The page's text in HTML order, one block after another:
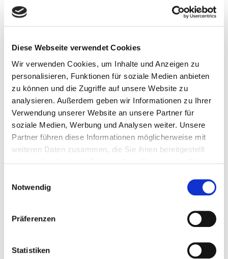
Diese Webseite verwendet Cookies
Wir verwenden Cookies, um Inhalte und Anzeigen zu
personalisieren, Funktionen für soziale Medien anbieten
zu können und die Zugriffe auf unsere Website zu
analysieren. Außerdem geben wir Informationen zu Ihrer
Verwendung unserer Website an unsere Partner für
soziale Medien, Werbung und Analysen weiter. Unsere
Partner führen diese Informationen möglicherweise mit
weiteren Daten zusammen, die Sie ihnen bereitgestellt
Notwendig
Präferenzen
Statistiken
Zertifikatsabschluss wählen
Stadt wählen
Lehrform wählen
Kompaktkurs